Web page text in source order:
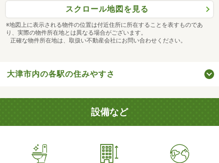
スクロール地図を見る
※地図上に表示される物件の位置は付近住所に所在することを表すものであ
り、実際の物件所在地とは異なる場合がございます。
正確な物件所在地は、取扱い不動産会社にお問い合わせください。
大津市内の各駅の住みやすさ
設備など